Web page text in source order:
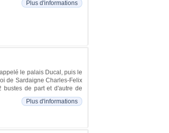
Plus d'informations
le palais Ducal, puis le
de Sardaigne Charles-Felix
bustes de part et d'autre de
Plus d'informations